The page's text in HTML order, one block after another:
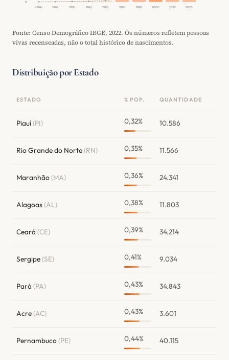
0
<1940 1940 1950 1960 1970 1980 1990 2000 2010 2020
Fonte: Censo Demográfico IBGE, 2022. Os números refletem pessoas
vivas recenseadas, não o total histórico de nascimentos.
Distribuição por Estado
ESTADO % POP. QUANTIDADE
Piauí(PI) 0,32% 10.586
Rio Grande do Norte(RN) 0,35% 11.566
Maranhão(MA) 0,36% 24.341
Alagoas(AL) 0,38% 11.803
Ceará (CE) 0,39% 34.214
Sergipe(SE) 0,41% 9.034
Pará (PA) 0,43% 34.843
Acre(AC) 0,43% 3.601
Pernambuco(PE) 0,44% 40.115